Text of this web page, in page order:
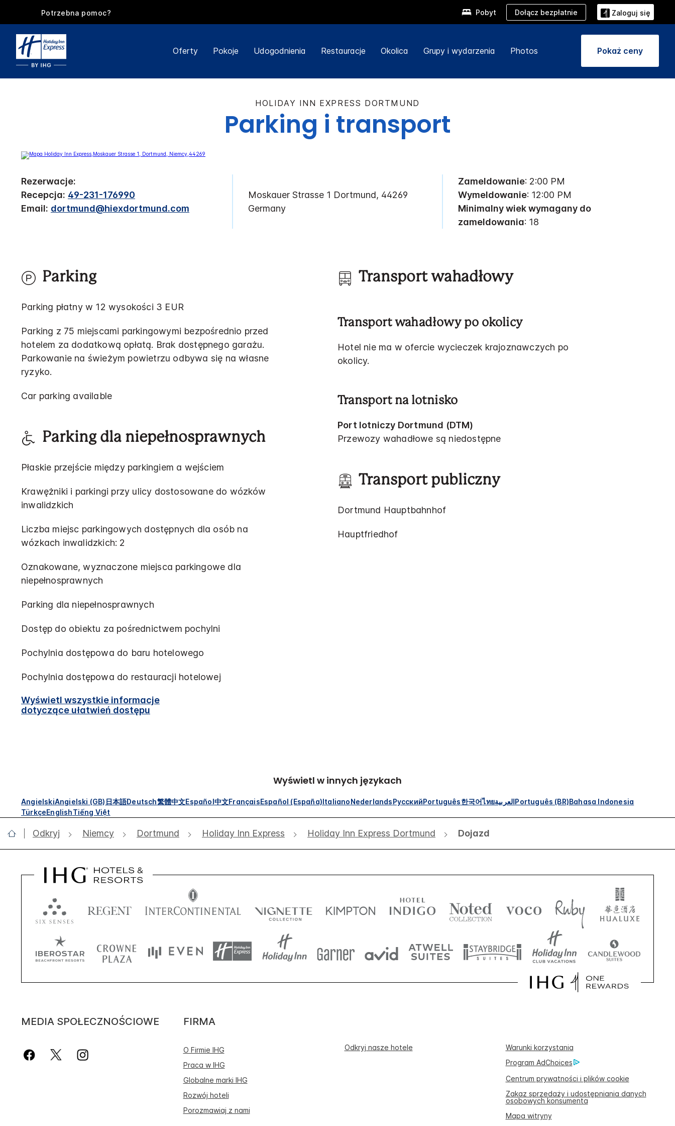
Potrzebna pomoc? Pobyt Dołącz bezpłatnie Zaloguj się
Oferty Pokoje Udogodnienia Restauracje Okolica Grupy i wydarzenia Photos Pokaż ceny
HOLIDAY INN EXPRESS DORTMUND
Parking i transport
Rezerwacje:
Recepcja: 49-231-176990
Email: dortmund@hiexdortmund.com
Moskauer Strasse 1 Dortmund, 44269
Germany
Zameldowanie: 2:00 PM
Wymeldowanie: 12:00 PM
Minimalny wiek wymagany do
zameldowania: 18
Parking
Parking płatny w 12 wysokości 3 EUR
Parking z 75 miejscami parkingowymi bezpośrednio przed
hotelem za dodatkową opłatą. Brak dostępnego garażu.
Parkowanie na świeżym powietrzu odbywa się na własne
ryzyko.
Car parking available
Parking dla niepełnosprawnych
Płaskie przejście między parkingiem a wejściem
Krawężniki i parkingi przy ulicy dostosowane do wózków
inwalidzkich
Liczba miejsc parkingowych dostępnych dla osób na
wózkach inwalidzkich: 2
Oznakowane, wyznaczone miejsca parkingowe dla
niepełnosprawnych
Parking dla niepełnosprawnych
Dostęp do obiektu za pośrednictwem pochylni
Pochylnia dostępowa do baru hotelowego
Pochylnia dostępowa do restauracji hotelowej
Wyświetl wszystkie informacje
dotyczące ułatwień dostępu
Transport wahadłowy
Transport wahadłowy po okolicy
Hotel nie ma w ofercie wycieczek krajoznawczych po
okolicy.
Transport na lotnisko
Port lotniczy Dortmund (DTM)
Przewozy wahadłowe są niedostępne
Transport publiczny
Dortmund Hauptbahnhof
Hauptfriedhof
Wyświetl w innych językach
AngielskiAngielski (GB) 日本語Deutsch繁體中文Español中文FrançaisEspañol (España)ItalianoNederlandsРусскийPortuguês한국어ไทยالعربيةPortuguês (BR)Bahasa Indonesia
TürkçeEnglishTiếng Việt
Odkryj Niemcy Dortmund Holiday Inn Express Holiday Inn Express Dortmund Dojazd
MEDIA SPOŁECZNOŚCIOWE FIRMA
O Firmie IHG
Praca w IHG
Globalne marki IHG
Rozwój hoteli
Porozmawiaj z nami
Odkryj nasze hotele
Warunki korzystania
Program AdChoices
Centrum prywatności i plików cookie
Zakaz sprzedaży i udostępniania danych
osobowych konsumenta
Mapa witryny